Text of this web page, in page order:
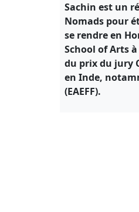
Sachin est un
Nomads pour
se rendre en
School of Arts
du prix du jury
en Inde,
(EAEFF).